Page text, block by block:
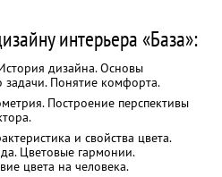
интерьера «База»:
дизайна. Основы
задачи. Понятие комфорта.
Построение перспективы
и свойства цвета.
Цветовые гармонии.
цвета на человека.